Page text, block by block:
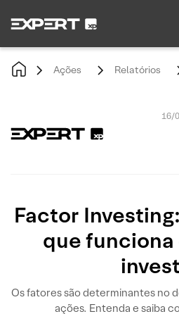
Ações Relatórios
16/
Factor
que funciona
Os fatores são determinantes no
ações. Entenda e saiba